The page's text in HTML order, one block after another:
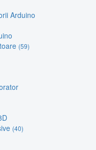
Arduino
(59)
(40)